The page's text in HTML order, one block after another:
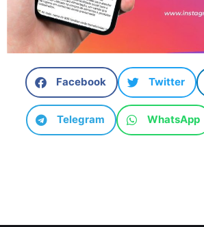
Facebook Twitter
Telegram WhatsApp